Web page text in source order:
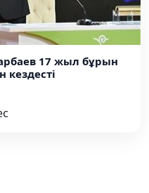
17 жыл бұрын
кездесті